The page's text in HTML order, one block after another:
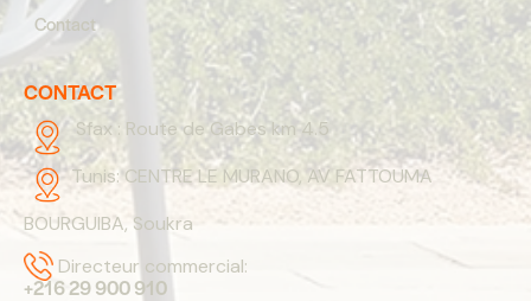
Contact
CONTACT
Sfax : Route de Gabes km 4.5
Tunis:CENTRE LE MURANO, AV FATTOUMA
BOURGUIBA, Soukra
Directeur commercial:
+216 29 900 910